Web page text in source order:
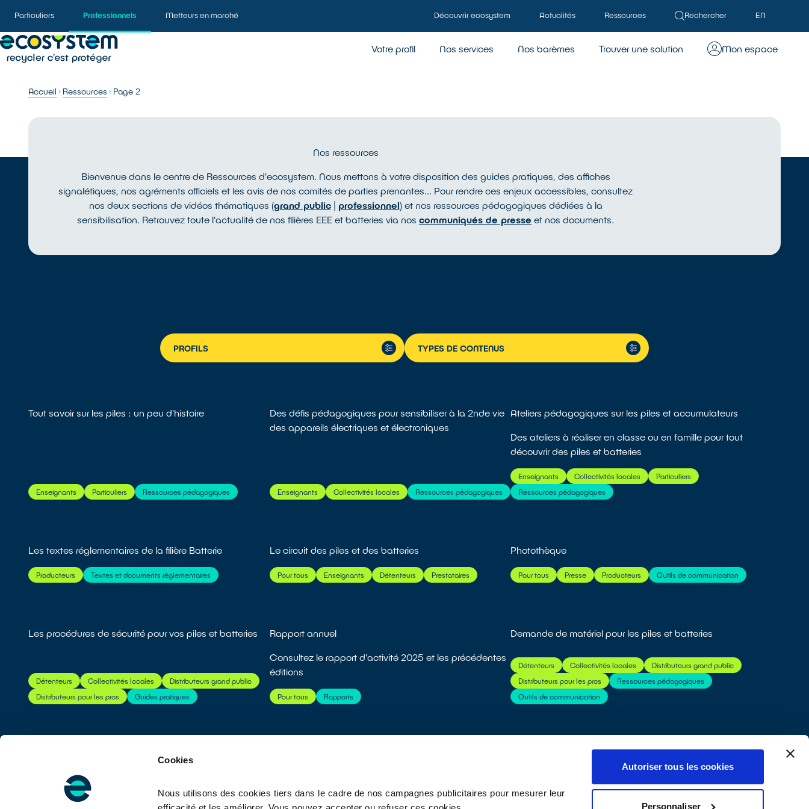
Cookies
Nous utilisons des cookies tiers dans le cadre de nos campagnes publicitaires pour mesurer leur
Autoriser tous les cookies
Personnaliser
Particuliers Professionnels Metteurs en marché Découvrir ecosystem Actualités Ressources Rechercher EN
Votre profil Nos services Nos barèmes Trouver une solution Mon espace
Accueil Ressources Page 2
Nos ressources
Bienvenue dans le centre de Ressources d'ecosystem. Nous mettons à votre disposition des guides pratiques, des affiches
signalétiques, nos agréments officiels et les avis de nos comités de parties prenantes... Pour rendre ces enjeux accessibles, consultez
nos deux sections de vidéos thématiques (grand public| professionnel) et nos ressources pédagogiques dédiées à la
sensibilisation. Retrouvez toute l'actualité de nos filières EEE et batteries via noscommuniqués de presse et nos documents.
PROFILS TYPES DE CONTENUS
Tout savoir sur les piles : un peu d'histoire
Enseignants Particuliers Ressources pédagogiques
Des défis pédagogiques pour sensibiliser à la 2nde vie
des appareils électriques et électroniques
Enseignants Collectivités locales Ressources pédagogiques
Ateliers pédagogiques sur les piles et accumulateurs
Des ateliers à réaliser en classe ou en famille pour tout
découvrir des piles et batteries
Enseignants Collectivités locales
Particuliers
Ressources pédagogiques
Les textes réglementaires de la filière Batterie
Producteurs Textes et documents règlementaires
Le circuit des piles et des batteries
Pour tous Enseignants Détenteurs Prestataires
Photothèque
Pour tous Presse Producteurs Outils de communication
Les procédures de sécurité pour vos piles et batteries
Détenteurs Collectivités locales
Distributeurs grand public
Distributeurs pour les pros
Guides pratiques
Rapport annuel
Consultez le rapport d'activité 2025 et les précédentes
éditions
Pour tous Rapports
Demande de matériel pour les piles et batteries
Détenteurs Collectivités locales
Distributeurs grand public
Distributeurs pour les pros
Ressources pédagogiques
Outils de communication